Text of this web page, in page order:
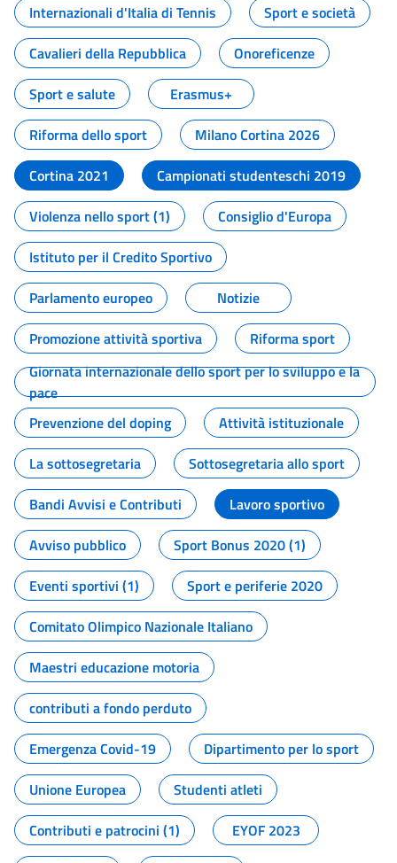
Internazionali d'Italia di Tennis
Sport e società
Cavalieri della Repubblica
Onoreficenze
Sport e salute
Erasmus+
Riforma dello sport
Milano Cortina 2026
Cortina 2021
Campionati studenteschi 2019
Violenza nello sport (1)
Consiglio d'Europa
Istituto per il Credito Sportivo
Parlamento europeo
Notizie
Promozione attività sportiva
Riforma sport
Giornata internazionale dello sport per lo sviluppo e la
pace
Prevenzione del doping
Attività istituzionale
La sottosegretaria
Sottosegretaria allo sport
Bandi Avvisi e Contributi
Lavoro sportivo
Avviso pubblico
Sport Bonus 2020 (1)
Eventi sportivi (1)
Sport e periferie 2020
Comitato Olimpico Nazionale Italiano
Maestri educazione motoria
contributi a fondo perduto
Emergenza Covid-19
Dipartimento per lo sport
Unione Europea
Studenti atleti
Contributi e patrocini (1)
EYOF 2023